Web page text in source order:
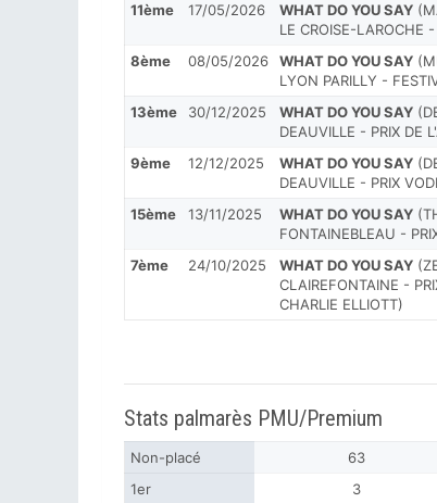
11ème
17/05/2026 WHAT DO YOU SAY
LE CROISE-LAROCHE
8ème
08/05/2026 WHAT DO YOU SAY
LYON PARILLY -
13ème
30/12/2025 WHAT DO YOU SAY
DEAUVILLE - PRIX DE
9ème
12/12/2025 WHAT DO YOU SAY
DEAUVILLE - PRIX
15ème
13/11/2025 WHAT DO YOU SAY
FONTAINEBLEAU -
7ème
24/10/2025 WHAT DO YOU SAY
CLAIREFONTAINE -
CHARLIE ELLIOTT)
Stats palmarès PMU/Premium
Non-placé 63
1er
3